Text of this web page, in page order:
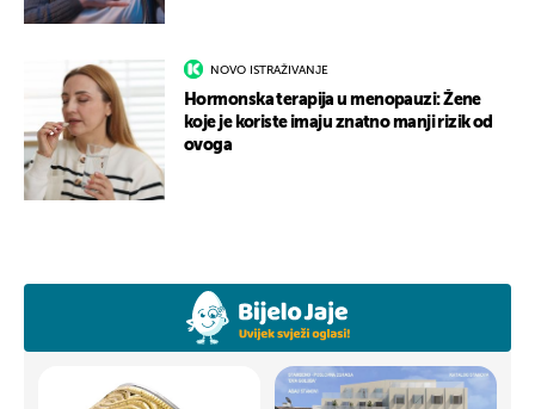
NOVO ISTRAŽIVANJE
Hormonska terapija u menopauzi: Žene
koje je koriste imaju znatno manji rizik od
ovoga